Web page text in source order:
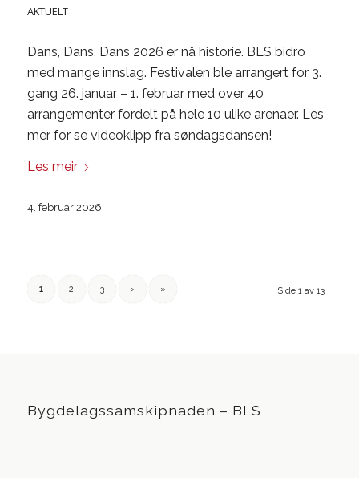
AKTUELT
Dans, Dans, Dans 2026 er nå historie. BLS bidro
med mange innslag. Festivalen ble arrangert for 3.
gang 26. januar – 1. februar med over 40
arrangementer fordelt på hele 10 ulike arenaer. Les
mer for se videoklipp fra søndagsdansen!
Les meir
4. februar 2026
Side 1 av 13
1 2 3 › »
Bygdelagssamskipnaden – BLS